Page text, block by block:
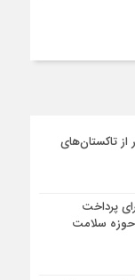
انگور از تاکستان‌های
برای پرداخت
حوزه سلامت